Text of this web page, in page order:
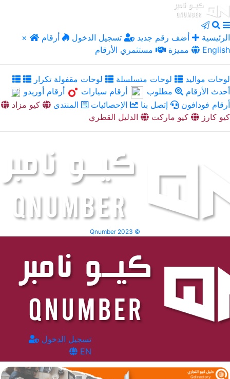
× الرئيسية أضف رقم جديد تسجيل الدخول
أرقام
مميزة
مستثمري الأرقام English
لوحات مواليد لوحات متسلسلة
لوحات مقفولة تكرار
أحدث الأرقام
مطلوب أرقام سيارات
أرقام أوريدو
أرقام فودافون
إتصل بنا الإحصائيات المنتدى
كيو مزاد
كيو كارز
كيو ماركت الدليل القطري
Qnumber 2023 ©
تسجيل الدخول
EN